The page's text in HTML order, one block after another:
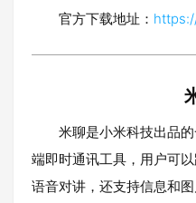
官方下载地址：
米聊是小米科技出品
端即时通讯工具，用户可
语音对讲，还支持信息和